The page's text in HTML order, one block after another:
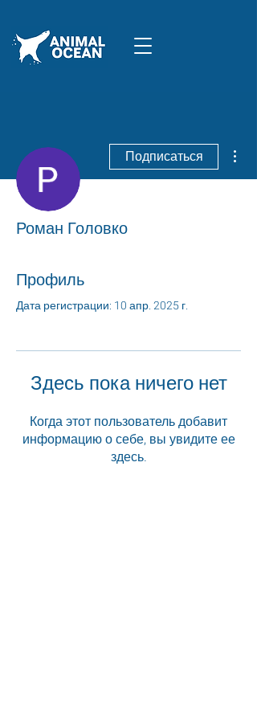
Подписаться
Роман Головко
Профиль
Дата регистрации: 10 апр. 2025 г.
Здесь пока ничего нет
Когда этот пользователь добавит
информацию о себе, вы увидите ее
здесь.